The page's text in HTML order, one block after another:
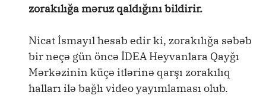
zorakılığa məruz qaldığını bildirir.
Nicat İsmayıl hesab edir ki, zorakılığa səbəb
bir neçə gün öncə İDEA Heyvanlara Qayğı
Mərkəzinin küçə itlərinə qarşı zorakılıq
halları ilə bağlı video yayımlaması olub.